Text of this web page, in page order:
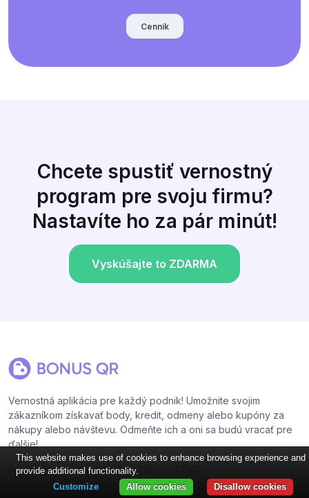
Cenník
Chcete spustiť vernostný
program pre svoju firmu?
Nastavíte ho za pár minút!
Vyskúšajte to ZDARMA
Vernostná aplikácia pre každý podnik! Umožnite svojim
zákazníkom získavať body, kredit, odmeny alebo kupóny za
nákupy alebo návštevu. Odmeňte ich a oni sa budú vracať pre
ďalšie!
Podmienky služby |Privacy Policy
This website makes use of cookies to enhance browsing experience and
provide additional functionality.
Disallow cookies
Allow cookies
Customize